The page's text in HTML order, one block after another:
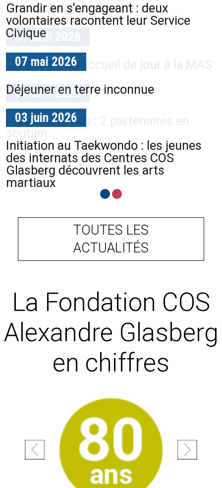
Grandir en s'engageant : deux
volontaires racontent leur Service
Civique
07 mai 2026
Déjeuner en terre inconnue
03 juin 2026
Initiation au Taekwondo : les jeunes
des internats des Centres COS
Glasberg découvrent les arts
martiaux
L'IF COS s'ouvre à l'externe
01 avril 2026
Création d'un accueil de jour à la MAS
01 avril 2026
Projet Aquarius : 2 partenaires en
TOUTES LES
ACTUALITÉS
La Fondation COS
Alexandre Glasberg
en chiffres